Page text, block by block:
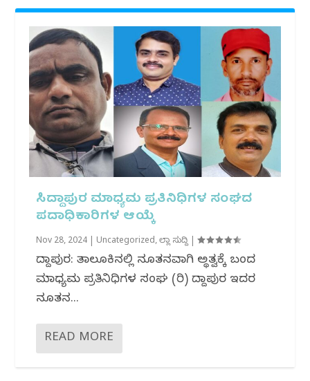
ಸಿದ್ದಾಪುರ ಮಾಧ್ಯಮ‌ ಪ್ರತಿನಿಧಿಗಳ ಸಂಘದ
ಪದಾಧಿಕಾರಿಗಳ ಆಯ್ಕೆ
Nov 28, 2024 Uncategorized,ಜಿಲ್ಲಾ ಸುದ್ದಿ |
ಸಿದ್ದಾಪುರ: ತಾಲೂಕಿನಲ್ಲಿ ನೂತನವಾಗಿ ಅಸ್ಥಿತ್ವಕ್ಕೆ ಬಂದ
ಮಾಧ್ಯಮ ಪ್ರತಿನಿಧಿಗಳ ಸಂಘ (ರಿ) ಸಿದ್ದಾಪುರ ಇದರ
ನೂತನ...
READ MORE